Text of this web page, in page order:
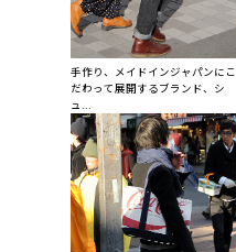
手作り、メイドインジャパンにこ
だわって展開するブランド、シ
ュ...